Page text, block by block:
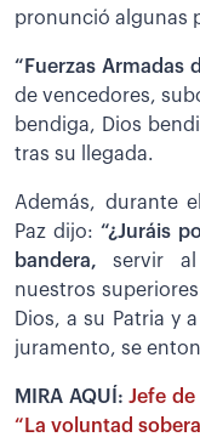
pronunció algunas
“Fuerzas Armadas
de vencedores,
bendiga, Dios
tras su llegada.
Además, durante
Paz dijo:“¿Juráis
bandera, servir al
nuestros
Dios, a su Patria y
juramento, se
MIRA AQUÍ:Jefe de
“La voluntad